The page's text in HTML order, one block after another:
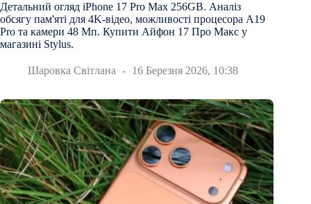
Детальний огляд iPhone 17 Pro Max 256GB. Аналіз
обсягу пам'яті для 4K-відео, можливості процесора A19
Pro та камери 48 Мп. Купити Айфон 17 Про Макс у
магазині Stylus.
Шаровка Світлана 16 Березня 2026, 10:38